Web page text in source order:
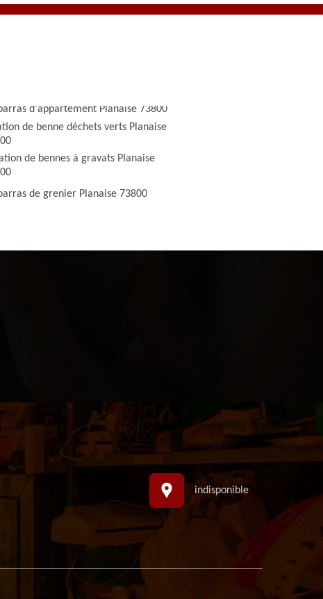
d'appartement Planaise 73800
de benne déchets verts Planaise
de bennes à gravats Planaise
de grenier Planaise 73800
indisponible